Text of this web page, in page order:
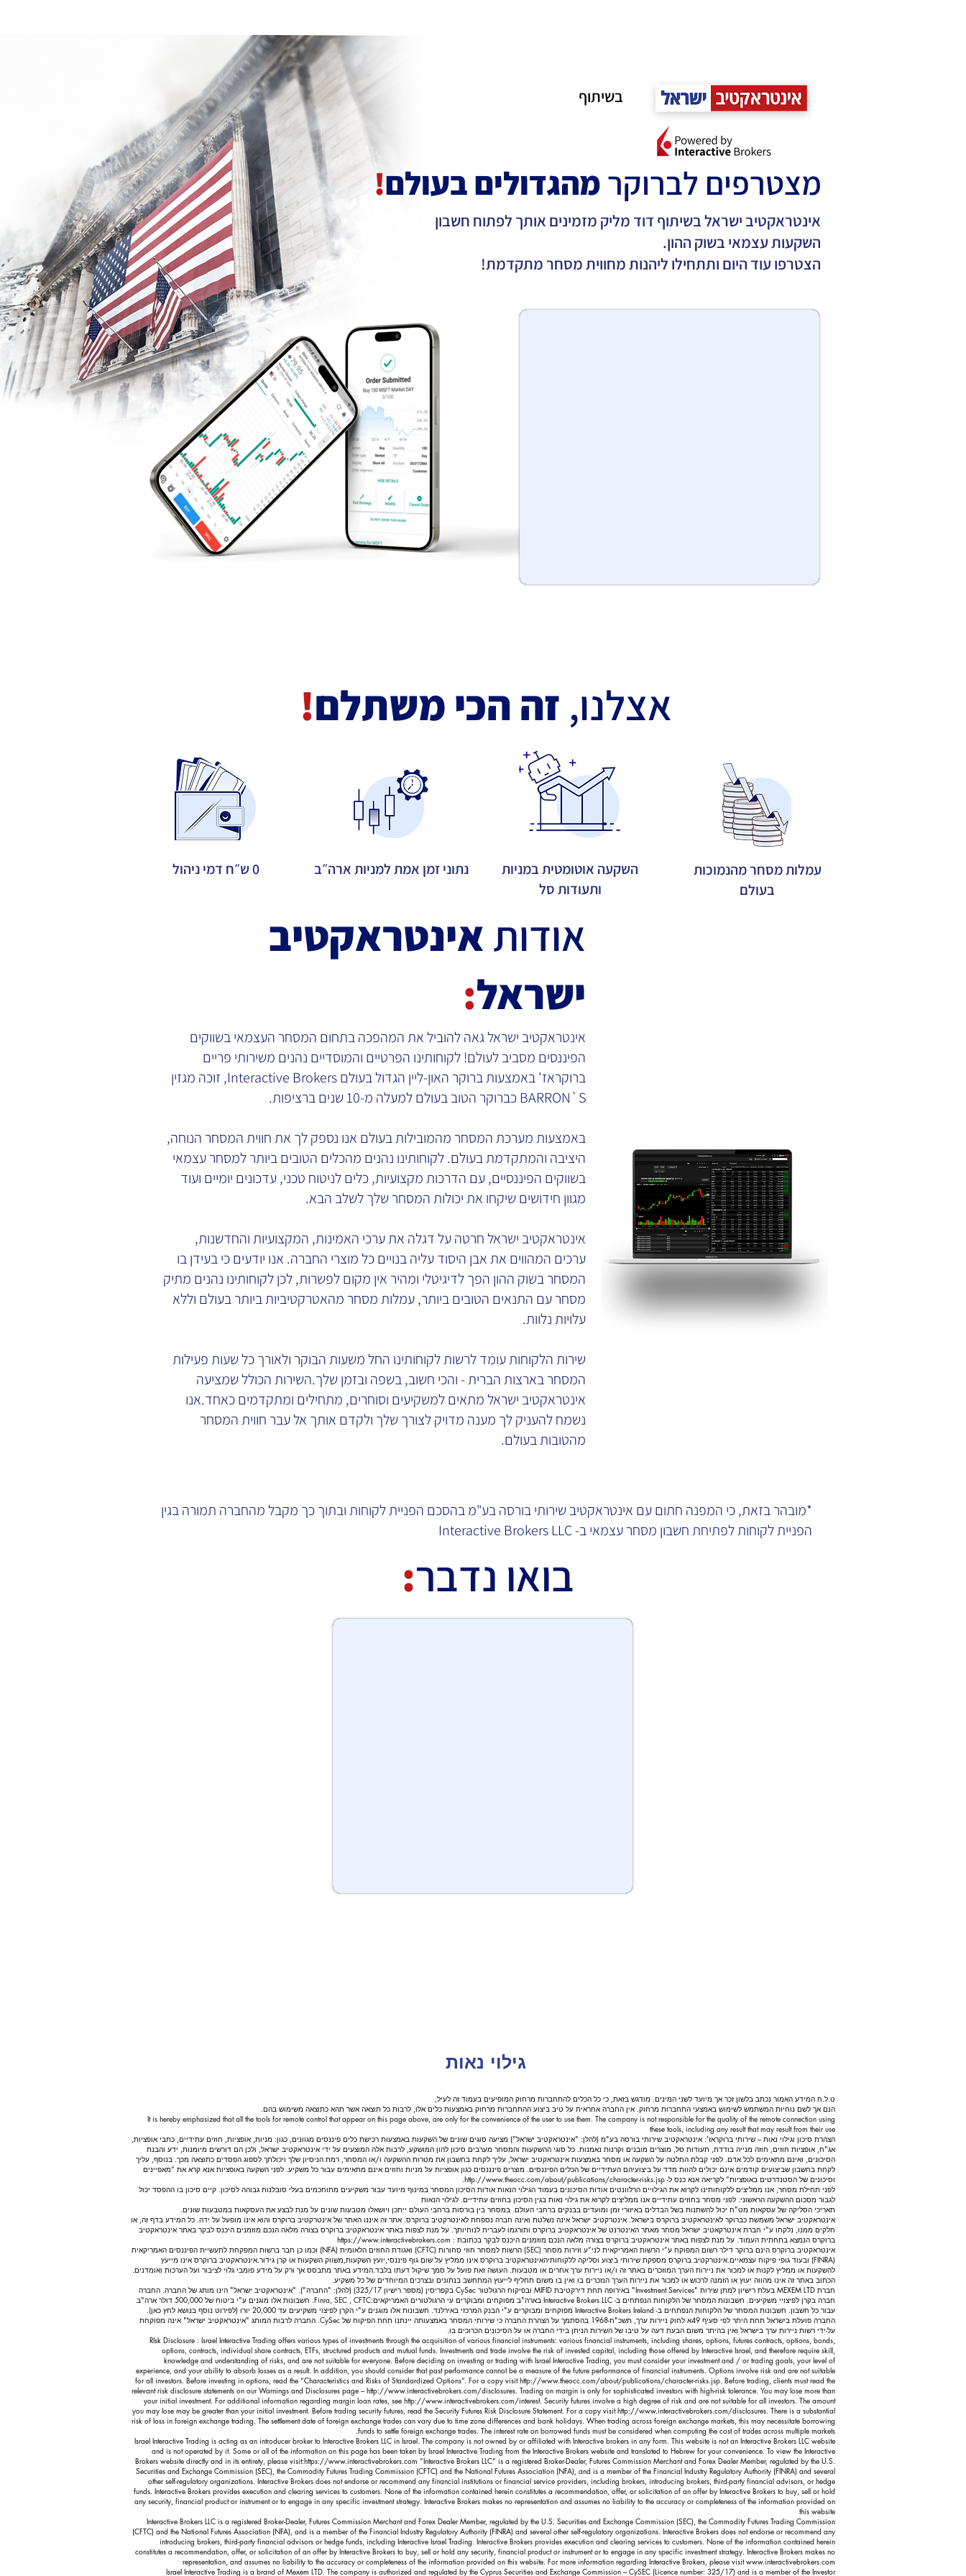
בשיתוף
מצטרפים לברוקרמהגדולים בעולם!
אינטראקטיב ישראל בשיתוף דוד מליק מזמינים אותך לפתוח חשבון
השקעות עצמאי בשוק ההון.
הצטרפו עוד היום ותתחילו ליהנות מחווית מסחר מתקדמת!
אצלנו, זה הכי משתלם!
0 ש״ח דמי ניהול נתוני זמן אמת למניות ארה״ב
השקעה אוטומטית במניות
ותעודות סל
עמלות מסחר מהנמוכות
בעולם
אודותאינטראקטיב
ישראל:
אינטראקטיב ישראל גאה להוביל את המהפכה בתחום המסחר העצמאי בשווקים
הפיננסים מסביב לעולם! לקוחותינו הפרטיים והמוסדיים נהנים משירותי פריים
ברוקראז' באמצעות ברוקר האון-ליין הגדול בעולם Interactive Brokers, זוכה מגזין
BARRON`S כברוקר הטוב בעולם למעלה מ-10 שנים ברציפות.
באמצעות מערכת המסחר מהמובילות בעולם אנו נספק לך את חווית המסחר הנוחה,
היציבה והמתקדמת בעולם. לקוחותינו נהנים מהכלים הטובים ביותר למסחר עצמאי
בשווקים הפיננסיים, עם הדרכות מקצועיות, כלים לניטוח טכני, עדכונים יומיים ועוד
מגוון חידושים שיקחו את יכולות המסחר שלך לשלב הבא.
אינטראקטיב ישראל חרטה על דגלה את ערכי האמינות, המקצועיות והחדשנות,
ערכים המהווים את אבן היסוד עליה בנויים כל מוצרי החברה. אנו יודעים כי בעידן בו
המסחר בשוק ההון הפך לדיגיטלי ומהיר אין מקום לפשרות, לכן לקוחותינו נהנים מתיק
מסחר עם התנאים הטובים ביותר, עמלות מסחר מהאטרקטיביות ביותר בעולם וללא
עלויות נלוות.
שירות הלקוחות עומד לרשות לקוחותינו החל משעות הבוקר ולאורך כל שעות פעילות
המסחר בארצות הברית - והכי חשוב, בשפה ובזמן שלך. השירות הכולל שמציעה
אינטראקטיב ישראל מתאים למשקיעים וסוחרים, מתחילים ומתקדמים כאחד. אנו
נשמח להעניק לך מענה מדויק לצורך שלך ולקדם אותך אל עבר חווית המסחר
מהטובות בעולם.
*מובהר בזאת, כי המפנה חתום עם אינטראקטיב שירותי בורסה בע"מ בהסכם הפניית לקוחות ובתוך כך מקבל מהחברה תמורה בגין
הפניית לקוחות לפתיחת חשבון מסחר עצמאי ב- Interactive Brokers LLC
בואו נדבר:
גילוי נאות
ט.ל.ח המידע האמור נכתב בלשון זכר אך מיועד לשני המינים. מודגש בזאת, כי כל הכלים להתחברות מרחוק המופיעים בעמוד זה לעיל,
הנם אך לשם נוחיות המשתמש לשימוש באמצעי התחברות מרחוק. אין החברה אחראית על טיב ביצוע ההתחברות מרחוק באמצעות כלים אלו, לרבות כל תוצאה אשר תהא כתוצאה משימוש בהם.
It is hereby emphasized that all the tools for remote control that appear on this page above, are only for the convenience of the user to use them. The company is not responsible for the quality of the remote connection using
these tools, including any result that may result from their use
הצהרת סיכון וגילוי נאות – שירותי ברוקראז': אינטראקטיב שירותי בורסה בע"מ (להלן: "אינטראקטיב ישראל") מציעה סוגים שונים של השקעות באמצעות רכישת כלים פיננסים מגוונים, כגון: מניות, אופציות, חוזים עתידיים, כתבי אופציות,
אג"ח, אופציות חוזים, חוזה מנייה בודדת, תעודות סל, מוצרים מובנים וקרנות נאמנות. כל סוגי ההשקעות והמסחר מערבים סיכון להון המושקע, לרבות אלה המוצעים על ידי אינטראקטיב ישראל, ולכן הם דורשים מיומנות, ידע והבנת
הסיכונים, ואינם מתאימים לכל אדם. לפני קבלת החלטה על השקעה או מסחר באמצעות אינטראקטיב ישראל, עליך לקחת בחשבון את מטרות ההשקעה ו/או המסחר, רמת הניסיון שלך ויכולתך לספוג הפסדים כתוצאה מכך. בנוסף, עליך
לקחת בחשבון שביצועים קודמים אינם יכולים להוות מדד על ביצועיהם העתידיים של הכלים הפיננסים. מוצרים פינננסים כגון אופציות על מניות וחוזים אינם מתאימים עבור כל משקיע. לפני השקעה באופציות אנא קרא את “מאפיינים
וסיכונים של הסטנדרטים באופציות” לקריאה אנא כנס ל- http://www.theocc.com/about/publications/character-risks.jsp.
לפני תחילת מסחר, אנו ממליצים ללקוחותינו לקרוא את הגילויים הרלוונטים אודות הסיכונים בעמוד הגילוי הנאות אודות הסיכון המסחר במינוף מיועד עבור משקיעים מתוחכמים בעלי סובלנות גבוהה לסיכון. קיים סיכון בו ההפסד יכול
לגבור מסכום ההשקעה הראשוני. לפני מסחר בחוזים עתידיים אנו ממליצים לקרוא את גילוי נאות בגין הסיכון בחוזים עתידיים. לגילוי הנאות
תאריכי הסליקה של עסקאות מט"ח יכול להשתנות בשל הבדלים באיזורי זמן ומועדים בבנקים ברחבי העולם. במסחר בין בורסות ברחבי העולם ייתכן ויושאלו מטבעות שונים על מנת לבצע את העסקאות במטבעות שונים.
אינטראקטיב ישראל משמשת כברוקר לאינטראקטיב ברוקרס בישראל. אינטרקטיב ישראל אינה נשלטת ואינה חברה נספחת לאינטרקטיב ברוקרס. אתר זה איננו האתר של אינטרקטיב ברוקרס והוא אינו מופעל על ידה. כל המידע בדף זה, או
חלקים ממנו, נלקחו ע"י חברת אינטרקאטיב ישראל מסחר מאתר האינטרנט של אינטראקטיב ברוקרס ותורגמו לעברית לנוחיותך. על מנת לצפות באתר אינטראקטיב ברוקרס בצורה מלאה הנכם מוזמנים היכנס לבקר באתר אינטראקטיב
ברוקרס הנמצא בתחתית העמוד. על מנת לצפות באתר אינטראקטיב ברוקרס בצורה מלאה הנכם מוזמנים היכנס לבקר בכתובת : https://www.interactivebrokers.com
אינטראקטיב ברוקרס הינם ברוקר דילר רשום המפוקח ע”י הרשות האמריקאית לני”ע וזירות מסחר (SEC) הרשות למסחר חוזי סחורות (CFTC) ואגודת החוזים הלאומית (NFA) וכמו כן חבר ברשות המפקחת לתעשיית הפיננסים האמריקאית
(FINRA) ובעוד גופי פיקוח עצמאיים. אינטרקטיב ברוקרס מספקת שירותי ביצוע וסליקה ללקוחותיה אינטראקטיב ברוקרס אינו ממליץ על שום גוף פיננסי,יועץ השקעות,משווק השקעות או קרן גידור. אינטראקטיב ברוקרס אינו מייעץ
להשקעות או ממליץ לקנות או למכור את ניירות הערך המוזכרים באתר זה ו/או ניירות ערך אחרים או מטבעות. העושה זאת פועל על סמך שיקול דעתו בלבד.המידע באתר מתבסס אך ורק על מידע פומבי גלוי לציבור ועל הערכות ואומדנים.
הכתוב באתר זה אינו מהווה יעוץ או הזמנה לרכוש או למכור את ניירות הערך הנזכרים בו ואין בו משום תחליף לייעוץ המתחשב בנתונים ובצרכים המיוחדים של כל משקיע.
חברת MEXEM LTD בעלת רישיון למתן שירות "Investment Services" באירופה תחת דירקטיבת MIFID ובפיקוח הרגולטור CySec בקפריסין (מספר רישיון 325/17) (להלן: "החברה"). "אינטראקטיב ישראל" הינו מותג של החברה. החברה
חברה בקרן לפיצויי משקיעים. חשבונות המסחר של הלקוחות הנפתחים ב- Interactive Brokers LLC בארה"ב מפוקחים ומבוקרים עי הרגולטורים האמריקאים:Finra, SEC , CFTC. חשבונות אלו מוגנים ע"י ביטוח של 500,000 דולר ארה"ב
עבור כל חשבון. חשבונות המסחר של הלקוחות הנפתחים ב- Interactive Brokers Ireland מפוקחים ומבוקרים ע"י הבנק המרכזי באירלנד. חשבונות אלו מוגנים ע"י הקרן לפיצוי משקיעים עד 20,000 יורו (לפירוט נוסף בנושא לחץ כאן).
החברה פועלת בישראל תחת היתר לפי סעיף 49א לחוק ניירות ערך, תשכ"ח-1968 בהסתמך על הצהרת החברה כי שירותי המסחר באמצעותה יינתנו תחת הפיקוח של CySec. החברה לרבות המותג "אינטראקטיב ישראל" אינה מפוקחת
על-ידי רשות ניירות ערך בישראל ואין בהיתר משום הבעת דעה על טיבו של השירות הניתן בידי החברה או על הסיכונים הכרוכים בו.
RIsk Disclosure : Israel Interactive Trading offers various types of investments through the acquisition of various financial instruments: various financial instruments, including shares, options, futures contracts, options, bonds,
options, contracts, individual share contracts, ETFs, structured products and mutual funds. Investments and trade involve the risk of invested capital, including those offered by Interactive Israel, and therefore require skill,
knowledge and understanding of risks, and are not suitable for everyone. Before deciding on investing or trading with Israel Interactive Trading, you must consider your investment and / or trading goals, your level of
experience, and your ability to absorb losses as a result. In addition, you should consider that past performance cannot be a measure of the future performance of financial instruments. Options involve risk and are not suitable
for all investors. Before investing in options, read the “Characteristics and Risks of Standardized Options”. For a copy visithttp://www.theocc.com/about/publications/character-risks.jsp. Before trading, clients must read the
relevant risk disclosure statements on our Warnings and Disclosures page – http://www.interactivebrokers.com/disclosures. Trading on margin is only for sophisticated investors with high-risk tolerance. You may lose more than
your initial investment. For additional information regarding margin loan rates, see http://www.interactivebrokers.com/interest. Security futures involve a high degree of risk and are not suitable for all investors. The amount
you may lose may be greater than your initial investment. Before trading security futures, read the Security Futures Risk Disclosure Statement. For a copy visithttp://www.interactivebrokers.com/disclosures. There is a substantial
risk of loss in foreign exchange trading. The settlement date of foreign exchange trades can vary due to time zone differences and bank holidays. When trading across foreign exchange markets, this may necessitate borrowing
funds to settle foreign exchange trades. The interest rate on borrowed funds must be considered when computing the cost of trades across multiple markets.
Israel Interactive Trading is acting as an introducer broker to Interactive Brokers LLC in Israel. The company is not owned by or affiliated with Interactive brokers in any form. This website is not an Interactive Brokers LLC website
and is not operated by it. Some or all of the information on this page has been taken by Israel Interactive Trading from the Interactive Brokers website and translated to Hebrew for your convenience. To view the Interactive
Brokers website directly and in its entirety, please visit:https://www.interactivebrokers.com “Interactive Brokers LLC” is a registered Broker-Dealer, Futures Commission Merchant and Forex Dealer Member, regulated by the U.S.
Securities and Exchange Commission (SEC), the Commodity Futures Trading Commission (CFTC) and the National Futures Association (NFA), and is a member of the Financial Industry Regulatory Authority (FINRA) and several
other self-regulatory organizations. Interactive Brokers does not endorse or recommend any financial institutions or financial service providers, including brokers, introducing brokers, third-party financial advisors, or hedge
funds. Interactive Brokers provides execution and clearing services to customers. None of the information contained herein constitutes a recommendation, offer, or solicitation of an offer by Interactive Brokers to buy, sell or hold
any security, financial product or instrument or to engage in any specific investment strategy. Interactive Brokers makes no representation and assumes no liability to the accuracy or completeness of the information provided on
this website
Interactive Brokers LLC is a registered Broker-Dealer, Futures Commission Merchant and Forex Dealer Member, regulated by the U.S. Securities and Exchange Commission (SEC), the Commodity Futures Trading Commission
(CFTC) and the National Futures Association (NFA), and is a member of the Financial Industry Regulatory Authority (FINRA) and several other self-regulatory organizations. Interactive Brokers does not endorse or recommend any
introducing brokers, third-party financial advisors or hedge funds, including Interactive Israel Trading. Interactive Brokers provides execution and clearing services to customers. None of the information contained herein
constitutes a recommendation, offer, or solicitation of an offer by Interactive Brokers to buy, sell or hold any security, financial product or instrument or to engage in any specific investment strategy. Interactive Brokers makes no
representation, and assumes no liability to the accuracy or completeness of the information provided on this website. For more information regarding Interactive Brokers, please visitwww.interactivebrokers.com
Israel Interactive Trading is a brand of Mexem LTD. The company is authorized and regulated by the Cyprus Securities and Exchange Commission – CySEC (Licence number: 325/17) and is a member of the Investor